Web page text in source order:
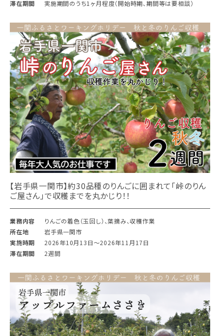
滞在期間
実施期間のうち1ヶ月程度（開始時期、期間等は要相談）
【岩手県一関市】約30品種のりんごに囲まれて「峠のりん
ご屋さん」で収穫までを丸かじり！！
業務内容
りんごの着色（玉回し）、葉摘み、収穫作業
所在地
岩手県一関市
実施時期
2026年10月13日〜2026年11月17日
滞在期間
2週間